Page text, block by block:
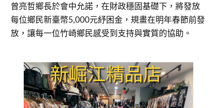
曾亮哲鄉長於會中允諾，在財政穩固基礎下，將發放
每位鄉民新臺幣5,000元紓困金，規畫在明年春節前發
放，讓每一位竹崎鄉民感受到支持與實質的協助。